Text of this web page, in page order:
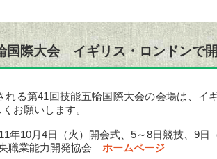
国際大会 イギリス・ロンドンで
る第41回技能五輪国際大会の会場は、イ
お願いします。
年10月4日（火）開会式、5～8日競技、9日
職業能力開発協会 ホームページ